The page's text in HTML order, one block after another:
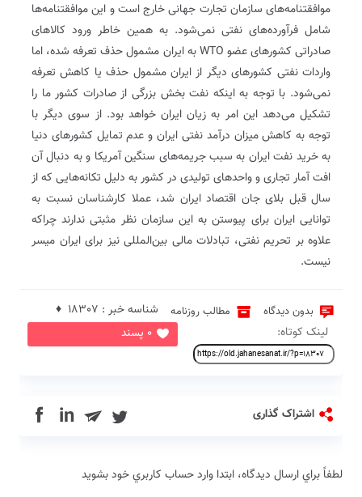
موافقتنامه‌های سازمان تجارت جهانی خارج است و این موافقتنامه‌ها
شامل فرآورده‌های نفتی نمی‌شود. به همین خاطر ورود کالاهای
صادراتی کشورهای عضو WTO به ایران مشمول حذف تعرفه شده، اما
واردات نفتی کشورهای دیگر از ایران مشمول حذف یا کاهش تعرفه
نمی‌شود. با توجه به اینکه نفت بخش بزرگی از صادرات کشور ما را
تشکیل می‌دهد این امر به زیان ایران خواهد بود. از سوی دیگر با
توجه به کاهش میزان درآمد نفتی ایران و عدم تمایل کشورهای دنیا
به خرید نفت ایران به سبب جریمه‌های سنگین آمریکا و به دنبال آن
افت آمار تجاری و واحدهای تولیدی در کشور به دلیل تکانه‌هایی که از
سال قبل بلای جان اقتصاد ایران شد، عملا کارشناسان نسبت به
توانایی ایران برای پیوستن به این سازمان نظر مثبتی ندارند چراکه
علاوه بر تحریم نفتی، تبادلات مالی بین‌المللی نیز برای ایران میسر
نیست.
بدون دیدگاه مطالب روزنامه
0 پسند
شناسه خبر : 18307 ♦
لینک کوتاه:
اشتراک گذاری in
لطفاً براي ارسال دیدگاه، ابتدا وارد حساب كاربري خود بشويد